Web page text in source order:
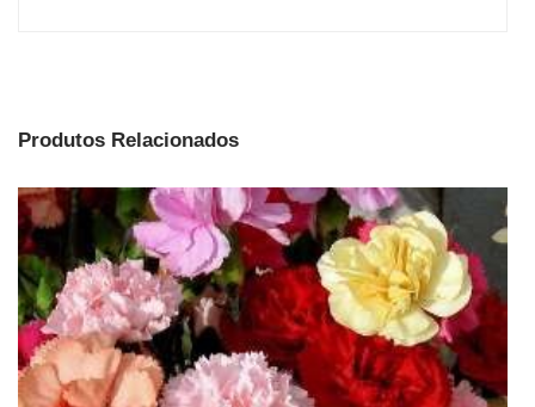
Produtos Relacionados